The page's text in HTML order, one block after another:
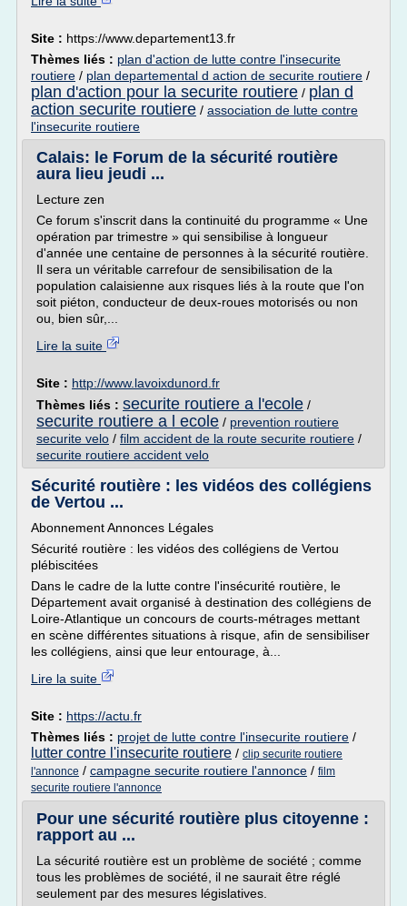
Site : https://www.departement13.fr
Thèmes liés : plan d'action de lutte contre l'insecurite
routiere / plan departemental d action de securite routiere /
plan d'action pour la securite routiere / plan d
action securite routiere / association de lutte contre
l'insecurite routiere
Calais: le Forum de la sécurité routière
aura lieu jeudi ...
Lecture zen
Ce forum s'inscrit dans la continuité du programme « Une
opération par trimestre » qui sensibilise à longueur
d'année une centaine de personnes à la sécurité routière.
Il sera un véritable carrefour de sensibilisation de la
population calaisienne aux risques liés à la route que l'on
soit piéton, conducteur de deux-roues motorisés ou non
ou, bien sûr,...
Lire la suite
Site : http://www.lavoixdunord.fr
Thèmes liés : securite routiere a l'ecole /
securite routiere a l ecole / prevention routiere
securite velo / film accident de la route securite routiere /
securite routiere accident velo
Sécurité routière : les vidéos des collégiens
de Vertou ...
Abonnement Annonces Légales
Sécurité routière : les vidéos des collégiens de Vertou
plébiscitées
Dans le cadre de la lutte contre l'insécurité routière, le
Département avait organisé à destination des collégiens de
Loire-Atlantique un concours de courts-métrages mettant
en scène différentes situations à risque, afin de sensibiliser
les collégiens, ainsi que leur entourage, à...
Lire la suite
Site : https://actu.fr
Thèmes liés : projet de lutte contre l'insecurite routiere /
lutter contre l'insecurite routiere / clip securite routiere
l'annonce / campagne securite routiere l'annonce / film
securite routiere l'annonce
Pour une sécurité routière plus citoyenne :
rapport au ...
La sécurité routière est un problème de société ; comme
tous les problèmes de société, il ne saurait être réglé
seulement par des mesures législatives.